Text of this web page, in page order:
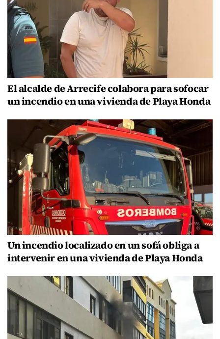
El alcalde de Arrecife colabora para sofocar
un incendio en una vivienda de Playa Honda
Un incendio localizado en un sofá obliga a
intervenir en una vivienda de Playa Honda